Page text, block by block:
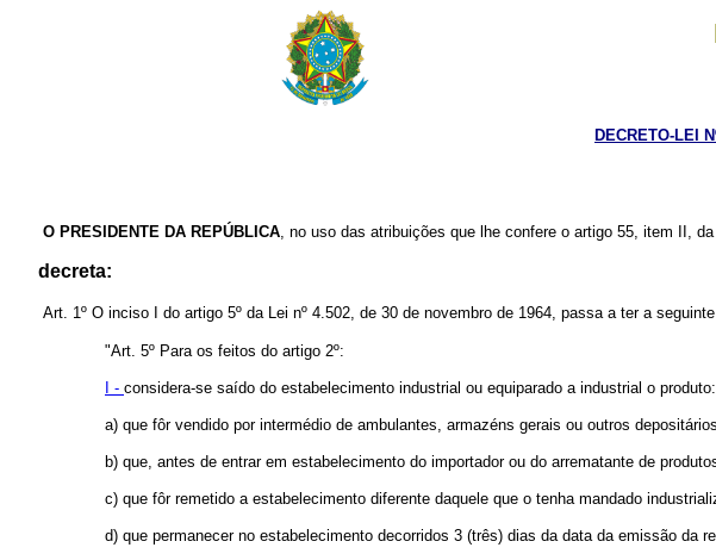
DECRETO-LEI
O PRESIDENTE DA REPÚBLICA, no uso das atribuições que lhe confere o artigo 55, item II,
decreta:
Art. 1º O inciso I do artigo 5º da Lei nº 4.502, de 30 de novembro de 1964, passa a ter a
"Art. 5º Para os feitos do artigo 2º:
I - considera-se saído do estabelecimento industrial ou equiparado a industrial o produto:
a) que fôr vendido por intermédio de ambulantes, armazéns gerais ou outros
b) que, antes de entrar em estabelecimento do importador ou do arrematante de
c) que fôr remetido a estabelecimento diferente daquele que o tenha mandado
d) que permanecer no estabelecimento decorridos 3 (três) dias da data da emissão da